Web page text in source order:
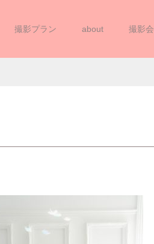
撮影プラン about 撮影会